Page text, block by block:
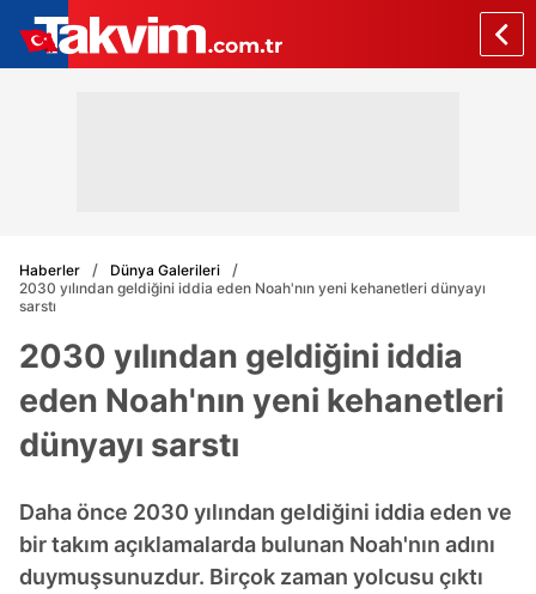
Haberler
Dünya Galerileri
2030 yılından geldiğini iddia eden Noah'nın yeni kehanetleri dünyayı
sarstı
2030 yılından geldiğini iddia
eden Noah'nın yeni kehanetleri
dünyayı sarstı
Daha önce 2030 yılından geldiğini iddia eden ve
bir takım açıklamalarda bulunan Noah'nın adını
duymuşsunuzdur. Birçok zaman yolcusu çıktı